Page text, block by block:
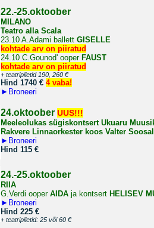
22.-25.oktoober
MILANO
Teatro alla Scala
23.10 A.Adami ballett GISELLE
kohtade arv on piiratud
24.10 C.Gounod' ooper FAUST
kohtade arv on piiratud
+ teatripiletid 190, 260 €
Hind 1740 € 4 vaba!
► Broneeri
24.oktoober UUS!!!
Meeleolukas sügiskontsert Ukuaru
Rakvere Linnaorkester koos Valter
► Broneeri
Hind 115 €
24.-25.oktoober
RIIA
G.Verdi ooperAIDA ja kontsert HELISEV
► Broneeri
Hind 225 €
+ teatripiletid: 25 või 60 €